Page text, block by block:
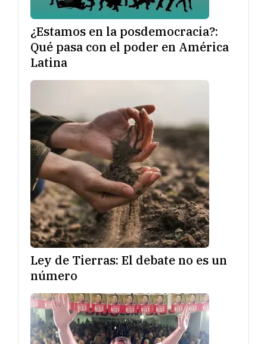
¿Estamos en la posdemocracia?:
Qué pasa con el poder en América
Latina
Ley de Tierras: El debate no es un
número